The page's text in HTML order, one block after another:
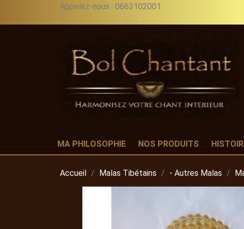
Appelez-nous : 0663102001
MA PHILOSOPHIE NOS PRODUITS
Accueil Malas Tibétains - Autres Malas